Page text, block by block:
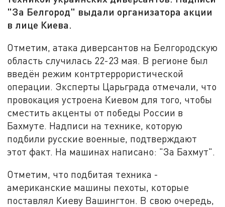
"За Белгород" выдали организатора акции
в лице Киева.
Отметим, атака диверсантов на Белгородскую
область случилась 22-23 мая. В регионе был
введён режим контртеррористической
операции. Эксперты Царьграда отмечали, что
провокация устроена Киевом для того, чтобы
сместить акценты от победы России в
Бахмуте. Надписи на технике, которую
подбили русские военные, подтверждают
этот факт. На машинах написано: "За Бахмут".
Отметим, что подбитая техника -
американские машины пехоты, которые
поставлял Киеву Вашингтон. В свою очередь,